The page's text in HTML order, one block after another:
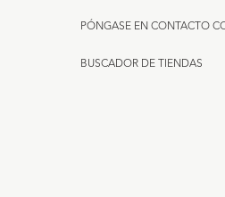
PÓNGASE EN CONTACTO
BUSCADOR DE TIENDAS